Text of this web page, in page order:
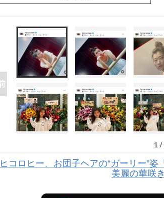
1 /
ヒコロヒー、お団子ヘアの“ガーリー”
美麗の華咲